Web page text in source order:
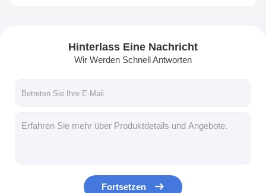
Hinterlass Eine Nachricht
Wir Werden Schnell Antworten
Fortsetzen